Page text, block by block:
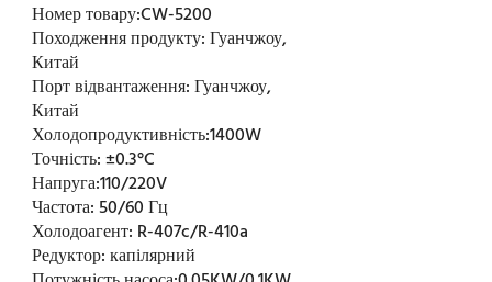
Номер товару:CW-5200
Походження продукту:Гуанчжоу,
Китай
Порт відвантаження:Гуанчжоу,
Китай
Холодопродуктивність:1400W
Точність:±0.3°C
Напруга:110/220V
Частота:50/60 Гц
Холодоагент: R-407c/R-410a
Редуктор:капілярний